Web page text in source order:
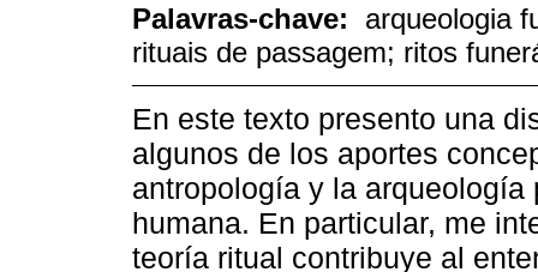
Palavras-chave: arqueologia
rituais de passagem; ritos
En este texto presento una
algunos de los aportes
antropología y la
humana. En particular, me
teoría ritual contribuye al